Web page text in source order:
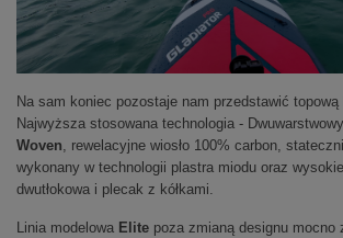
Na sam koniec pozostaje nam przedstawić topową
Najwyższa stosowana technologia - Dwuwarstwowy
Woven, rewelacyjne wiosło 100% carbon,
wykonany w technologii plastra miodu oraz
dwutłokowa i plecak z kółkami.
Linia modelowa Elite poza zmianą designu mocno